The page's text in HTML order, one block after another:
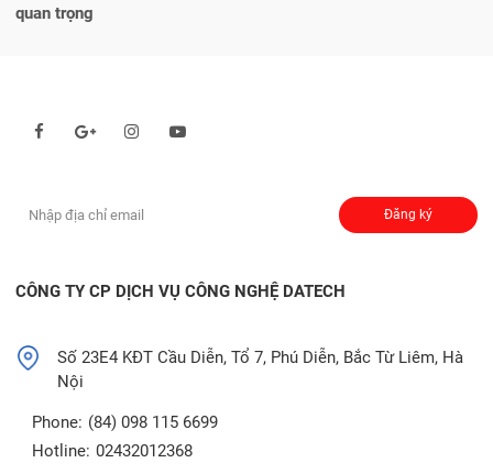
quan trọng
Đăng ký
CÔNG TY CP DỊCH VỤ CÔNG NGHỆ DATECH
Số 23E4 KĐT Cầu Diễn, Tổ 7, Phú Diễn, Bắc Từ Liêm, Hà
Nội
Phone: (84) 098 115 6699
Hotline: 02432012368